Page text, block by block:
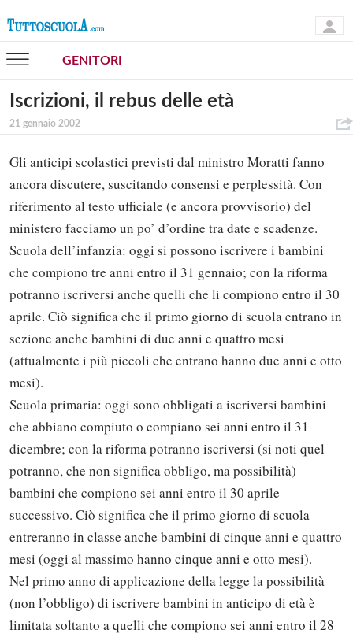
GENITORI
Iscrizioni, il rebus delle età
21 gennaio 2002
Gli anticipi scolastici previsti dal ministro Moratti fanno
ancora discutere, suscitando consensi e perplessità. Con
riferimento al testo ufficiale (e ancora provvisorio) del
ministero facciamo un po’ d’ordine tra date e scadenze.
Scuola dell’infanzia: oggi si possono iscrivere i bambini
che compiono tre anni entro il 31 gennaio; con la riforma
potranno iscriversi anche quelli che li compiono entro il 30
aprile. Ciò significa che il primo giorno di scuola entrano in
sezione anche bambini di due anni e quattro mesi
(attualmente i più piccoli che entrano hanno due anni e otto
mesi).
Scuola primaria: oggi sono obbligati a iscriversi bambini
che abbiano compiuto o compiano sei anni entro il 31
dicembre; con la riforma potranno iscriversi (si noti quel
potranno, che non significa obbligo, ma possibilità)
bambini che compiono sei anni entro il 30 aprile
successivo. Ciò significa che il primo giorno di scuola
entreranno in classe anche bambini di cinque anni e quattro
mesi (oggi al massimo hanno cinque anni e otto mesi).
Nel primo anno di applicazione della legge la possibilità
(non l’obbligo) di iscrivere bambini in anticipo di età è
limitata soltanto a quelli che compiono sei anni entro il 28